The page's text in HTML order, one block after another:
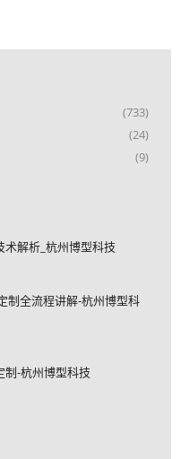
(733)
(24)
(9)
解析_杭州博型科技
制全流程讲解-杭州博型科
制-杭州博型科技